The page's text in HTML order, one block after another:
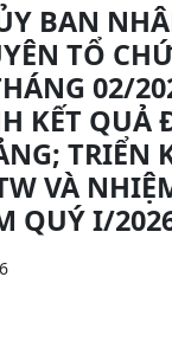
BAN
TỔ
02/
KẾT QUẢ
TRIỂN
VÀ
QUÝ I/